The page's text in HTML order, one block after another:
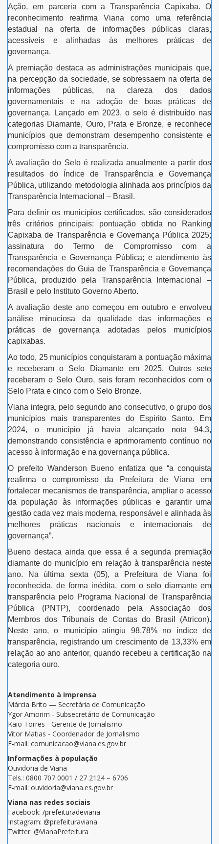
Ação, em parceria com a Transparência Capixaba. O
reconhecimento reafirma Viana como uma referência
estadual na oferta de informações públicas claras,
acessíveis e alinhadas às melhores práticas de
governança.
A premiação destaca as administrações municipais que,
na percepção da sociedade, se sobressaem na oferta de
informações públicas, na clareza dos dados
governamentais e na adoção de boas práticas de
governança. Lançado em 2023, o selo é distribuído nas
categorias Diamante, Ouro, Prata e Bronze, e reconhece
municípios que demonstram desempenho consistente e
compromisso com a transparência.
A avaliação do Selo é realizada anualmente a partir dos
resultados do Índice de Transparência e Governança
Pública, utilizando metodologia alinhada aos princípios da
Transparência Internacional – Brasil.
Para definir os municípios certificados, são considerados
três critérios principais: pontuação obtida no Ranking
Capixaba de Transparência e Governança Pública 2025;
assinatura do Termo de Compromisso com a
Transparência e Governança Pública; e atendimento às
recomendações do Guia de Transparência e Governança
Pública, produzido pela Transparência Internacional –
Brasil e pelo Instituto Governo Aberto.
A avaliação deste ano começou em outubro e envolveu
análise minuciosa da qualidade das informações e
práticas de governança adotadas pelos municípios
capixabas.
Ao todo, 25 municípios conquistaram a pontuação máxima
e receberam o Selo Diamante em 2025. Outros sete
receberam o Selo Ouro, seis foram reconhecidos com o
Selo Prata e cinco com o Selo Bronze.
Viana integra, pelo segundo ano consecutivo, o grupo dos
municípios mais transparentes do Espírito Santo. Em
2024, o município já havia alcançado nota 94,3,
demonstrando consistência e aprimoramento contínuo no
acesso à informação e na governança pública.
O prefeito Wanderson Bueno enfatiza que “a conquista
reafirma o compromisso da Prefeitura de Viana em
fortalecer mecanismos de transparência, ampliar o acesso
da população às informações públicas e garantir uma
gestão cada vez mais moderna, responsável e alinhada às
melhores práticas nacionais e internacionais de
governança”.
Bueno destaca ainda que essa é a segunda premiação
diamante do município em relação à transparência neste
ano. Na última sexta (05), a Prefeitura de Viana foi
reconhecida, de forma inédita, com o selo diamante em
transparência pelo Programa Nacional de Transparência
Pública (PNTP), coordenado pela Associação dos
Membros dos Tribunais de Contas do Brasil (Atricon).
Neste ano, o município atingiu 98,78% no índice de
transparência, registrando um crescimento de 13,33% em
relação ao ano anterior, quando recebeu a certificação na
categoria ouro.
Atendimento à imprensa
Márcia Brito — Secretária de Comunicação
Ygor Amorim - Subsecretário de Comunicação
Kaio Torres - Gerente de Jornalismo
Vitor Matias - Coordenador de Jornalismo
E-mail: comunicacao@viana.es.gov.br
Informações à população
Ouvidoria de Viana
Tels.: 0800 707 0001 / 27 2124 – 6706
E-mail: ouvidoria@viana.es.gov.br
Viana nas redes sociais
Facebook: /prefeituradeviana
Instagram: @prefeituraviana
Twitter: @VianaPrefeitura